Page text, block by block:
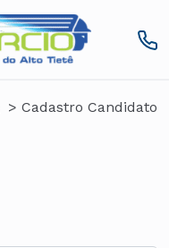
> Cadastro Candidato